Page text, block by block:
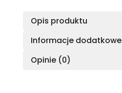
Opis produktu
Informacje dodatkowe
Opinie (0)